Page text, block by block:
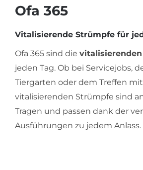
Ofa 365
Vitalisierende Strümpfe für
Ofa 365 sind die
jeden Tag. Ob bei Servicejobs,
Tiergarten oder dem Treffen
vitalisierenden Strümpfe sind
Tragen und passen dank der
Ausführungen zu jedem Anlass.